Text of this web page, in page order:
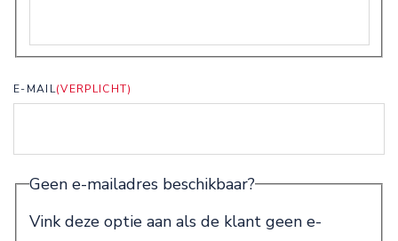
E-MAIL(VERPLICHT)
Geen e-mailadres beschikbaar?
Vink deze optie aan als de klant geen e-